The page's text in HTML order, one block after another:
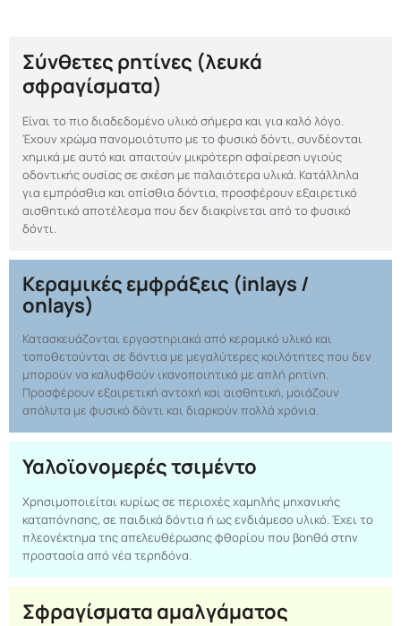
Σύνθετες ρητίνες (λευκά
σφραγίσματα)
Είναι το πιο διαδεδομένο υλικό σήμερα και για καλό λόγο.
Έχουν χρώμα πανομοιότυπο με το φυσικό δόντι, συνδέονται
χημικά με αυτό και απαιτούν μικρότερη αφαίρεση υγιούς
οδοντικής ουσίας σε σχέση με παλαιότερα υλικά. Κατάλληλα
για εμπρόσθια και οπίσθια δόντια, προσφέρουν εξαιρετικό
αισθητικό αποτέλεσμα που δεν διακρίνεται από το φυσικό
δόντι.
Κεραμικές εμφράξεις (inlays /
onlays)
Κατασκευάζονται εργαστηριακά από κεραμικό υλικό και
τοποθετούνται σε δόντια με μεγαλύτερες κοιλότητες που δεν
μπορούν να καλυφθούν ικανοποιητικά με απλή ρητίνη.
Προσφέρουν εξαιρετική αντοχή και αισθητική, μοιάζουν
απόλυτα με φυσικό δόντι και διαρκούν πολλά χρόνια.
Υαλοϊονομερές τσιμέντο
Χρησιμοποιείται κυρίως σε περιοχές χαμηλής μηχανικής
καταπόνησης, σε παιδικά δόντια ή ως ενδιάμεσο υλικό. Έχει το
πλεονέκτημα της απελευθέρωσης φθορίου που βοηθά στην
προστασία από νέα τερηδόνα.
Σφραγίσματα αμαλγάματος